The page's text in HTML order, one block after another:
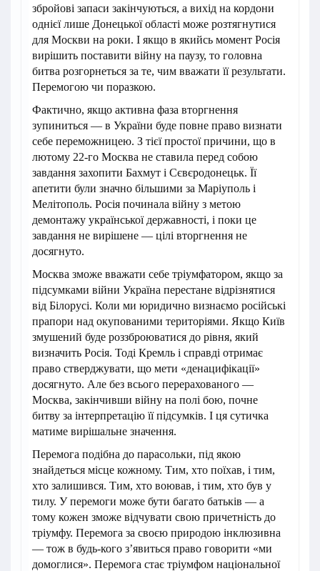
збройові запаси закінчуються, а вихід на кордони
однієї лише Донецької області може розтягнутися
для Москви на роки. І якщо в якийсь момент Росія
вирішить поставити війну на паузу, то головна
битва розгорнеться за те, чим вважати її результати.
Перемогою чи поразкою.
Фактично, якщо активна фаза вторгнення
зупиниться — в України буде повне право визнати
себе переможницею. З тієї простої причини, що в
лютому 22-го Москва не ставила перед собою
завдання захопити Бахмут і Сєвєродонецьк. Її
апетити були значно більшими за Маріуполь і
Мелітополь. Росія починала війну з метою
демонтажу української державності, і поки це
завдання не вирішене — цілі вторгнення не
досягнуто.
Москва зможе вважати себе тріумфатором, якщо за
підсумками війни Україна перестане відрізнятися
від Білорусі. Коли ми юридично визнаємо російські
прапори над окупованими територіями. Якщо Київ
змушений буде роззброюватися до рівня, який
визначить Росія. Тоді Кремль і справді отримає
право стверджувати, що мети «денацифікації»
досягнуто. Але без всього перерахованого —
Москва, закінчивши війну на полі бою, почне
битву за інтерпретацію її підсумків. І ця сутичка
матиме вирішальне значення.
Перемога подібна до парасольки, під якою
знайдеться місце кожному. Тим, хто поїхав, і тим,
хто залишився. Тим, хто воював, і тим, хто був у
тилу. У перемоги може бути багато батьків — а
тому кожен зможе відчувати свою причетність до
тріумфу. Перемога за своєю природою інклюзивна
— тож в будь-кого з’явиться право говорити «ми
домоглися». Перемога стає тріумфом національної